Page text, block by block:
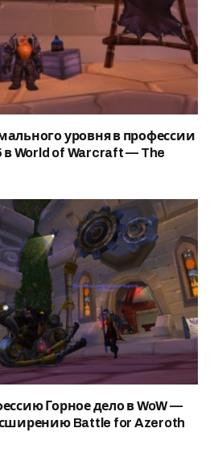
уровня в профессии
World of Warcraft — The
Горное дело в WoW —
Battle for Azeroth